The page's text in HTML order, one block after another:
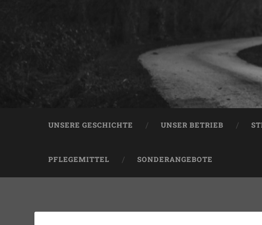
UNSERE GESCHICHTE UNSER BETRIEB
PFLEGEMITTEL SONDERANGEBOTE